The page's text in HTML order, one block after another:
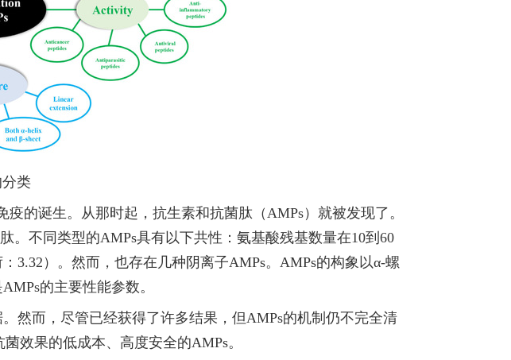
类
疫的诞生。从那时起，抗生素和抗菌肽（AMPs）就被发现了。
。 不同类型的AMPs具有以下共性：氨基酸残基数量在10到60
3.32）。然而，也存在几种阴离子AMPs。AMPs的构象以α-螺
AMPs的主要性能参数。
而，尽管已经获得了许多结果，但AMPs的机制仍不完全清
效果的低成本、高度安全的AMPs。